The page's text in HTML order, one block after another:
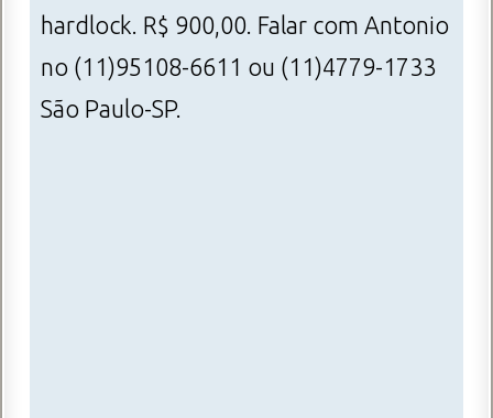
hardlock. R$ 900,00. Falar com Antonio
no (11)95108-6611 ou (11)4779-1733
São Paulo-SP.